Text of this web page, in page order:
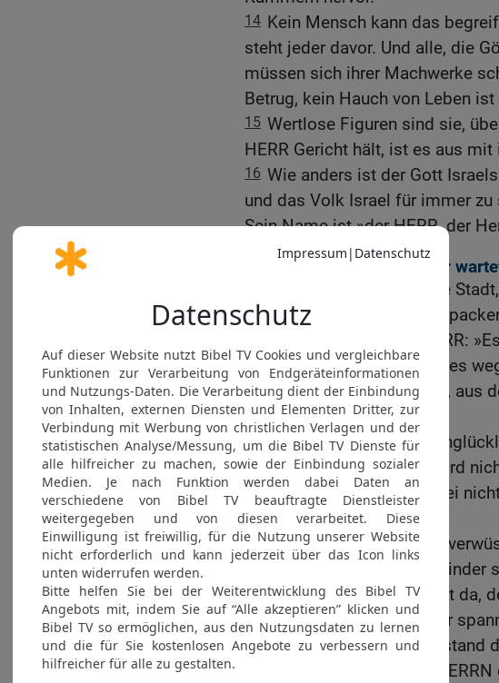
14 Kein Mensch kann das
steht jeder davor. Und alle, die
müssen sich ihrer Machwerke
Betrug, kein Hauch von Leben ist
15 Wertlose Figuren sind sie,
HERR Gericht hält, ist es aus mit
16 Wie anders ist der Gott
und das Volk Israel für immer
Sein Name ist »der HERR, der
Auf Jerusalems Bewohner
Jerusalem, du belagerte
Habseligkeiten
Denn so spricht der HERR:
die Menschen dieses Landes
in eine Bedrängnis geraten, aus
gibt.«
19 Jerusalem klagt: »Ich
getroffen, meine Wunde wird
eingebildet, mein Leiden sei
ertragen.
20 Doch jetzt ist mein Zelt
durchgeschnitten. Meine
weggegangen. Niemand ist da,
und die Zeltdecken darüber
21 So rächt sich der Unverstand
haben sich nicht um den